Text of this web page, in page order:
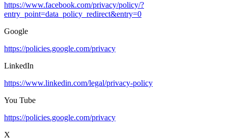
https://www.facebook.com/privacy/policy/?
entry_point=data_policy_redirect&entry=0
Google
https://policies.google.com/privacy
LinkedIn
https://www.linkedin.com/legal/privacy-policy
You Tube
https://policies.google.com/privacy
X